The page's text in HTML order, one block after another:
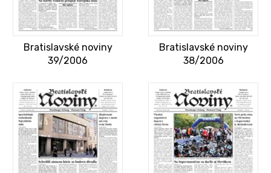
Bratislavské noviny
39/2006
Bratislavské noviny
38/2006